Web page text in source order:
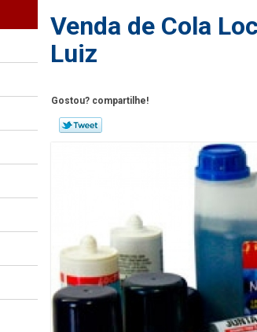
Venda de Cola
Luiz
Gostou? compartilhe!